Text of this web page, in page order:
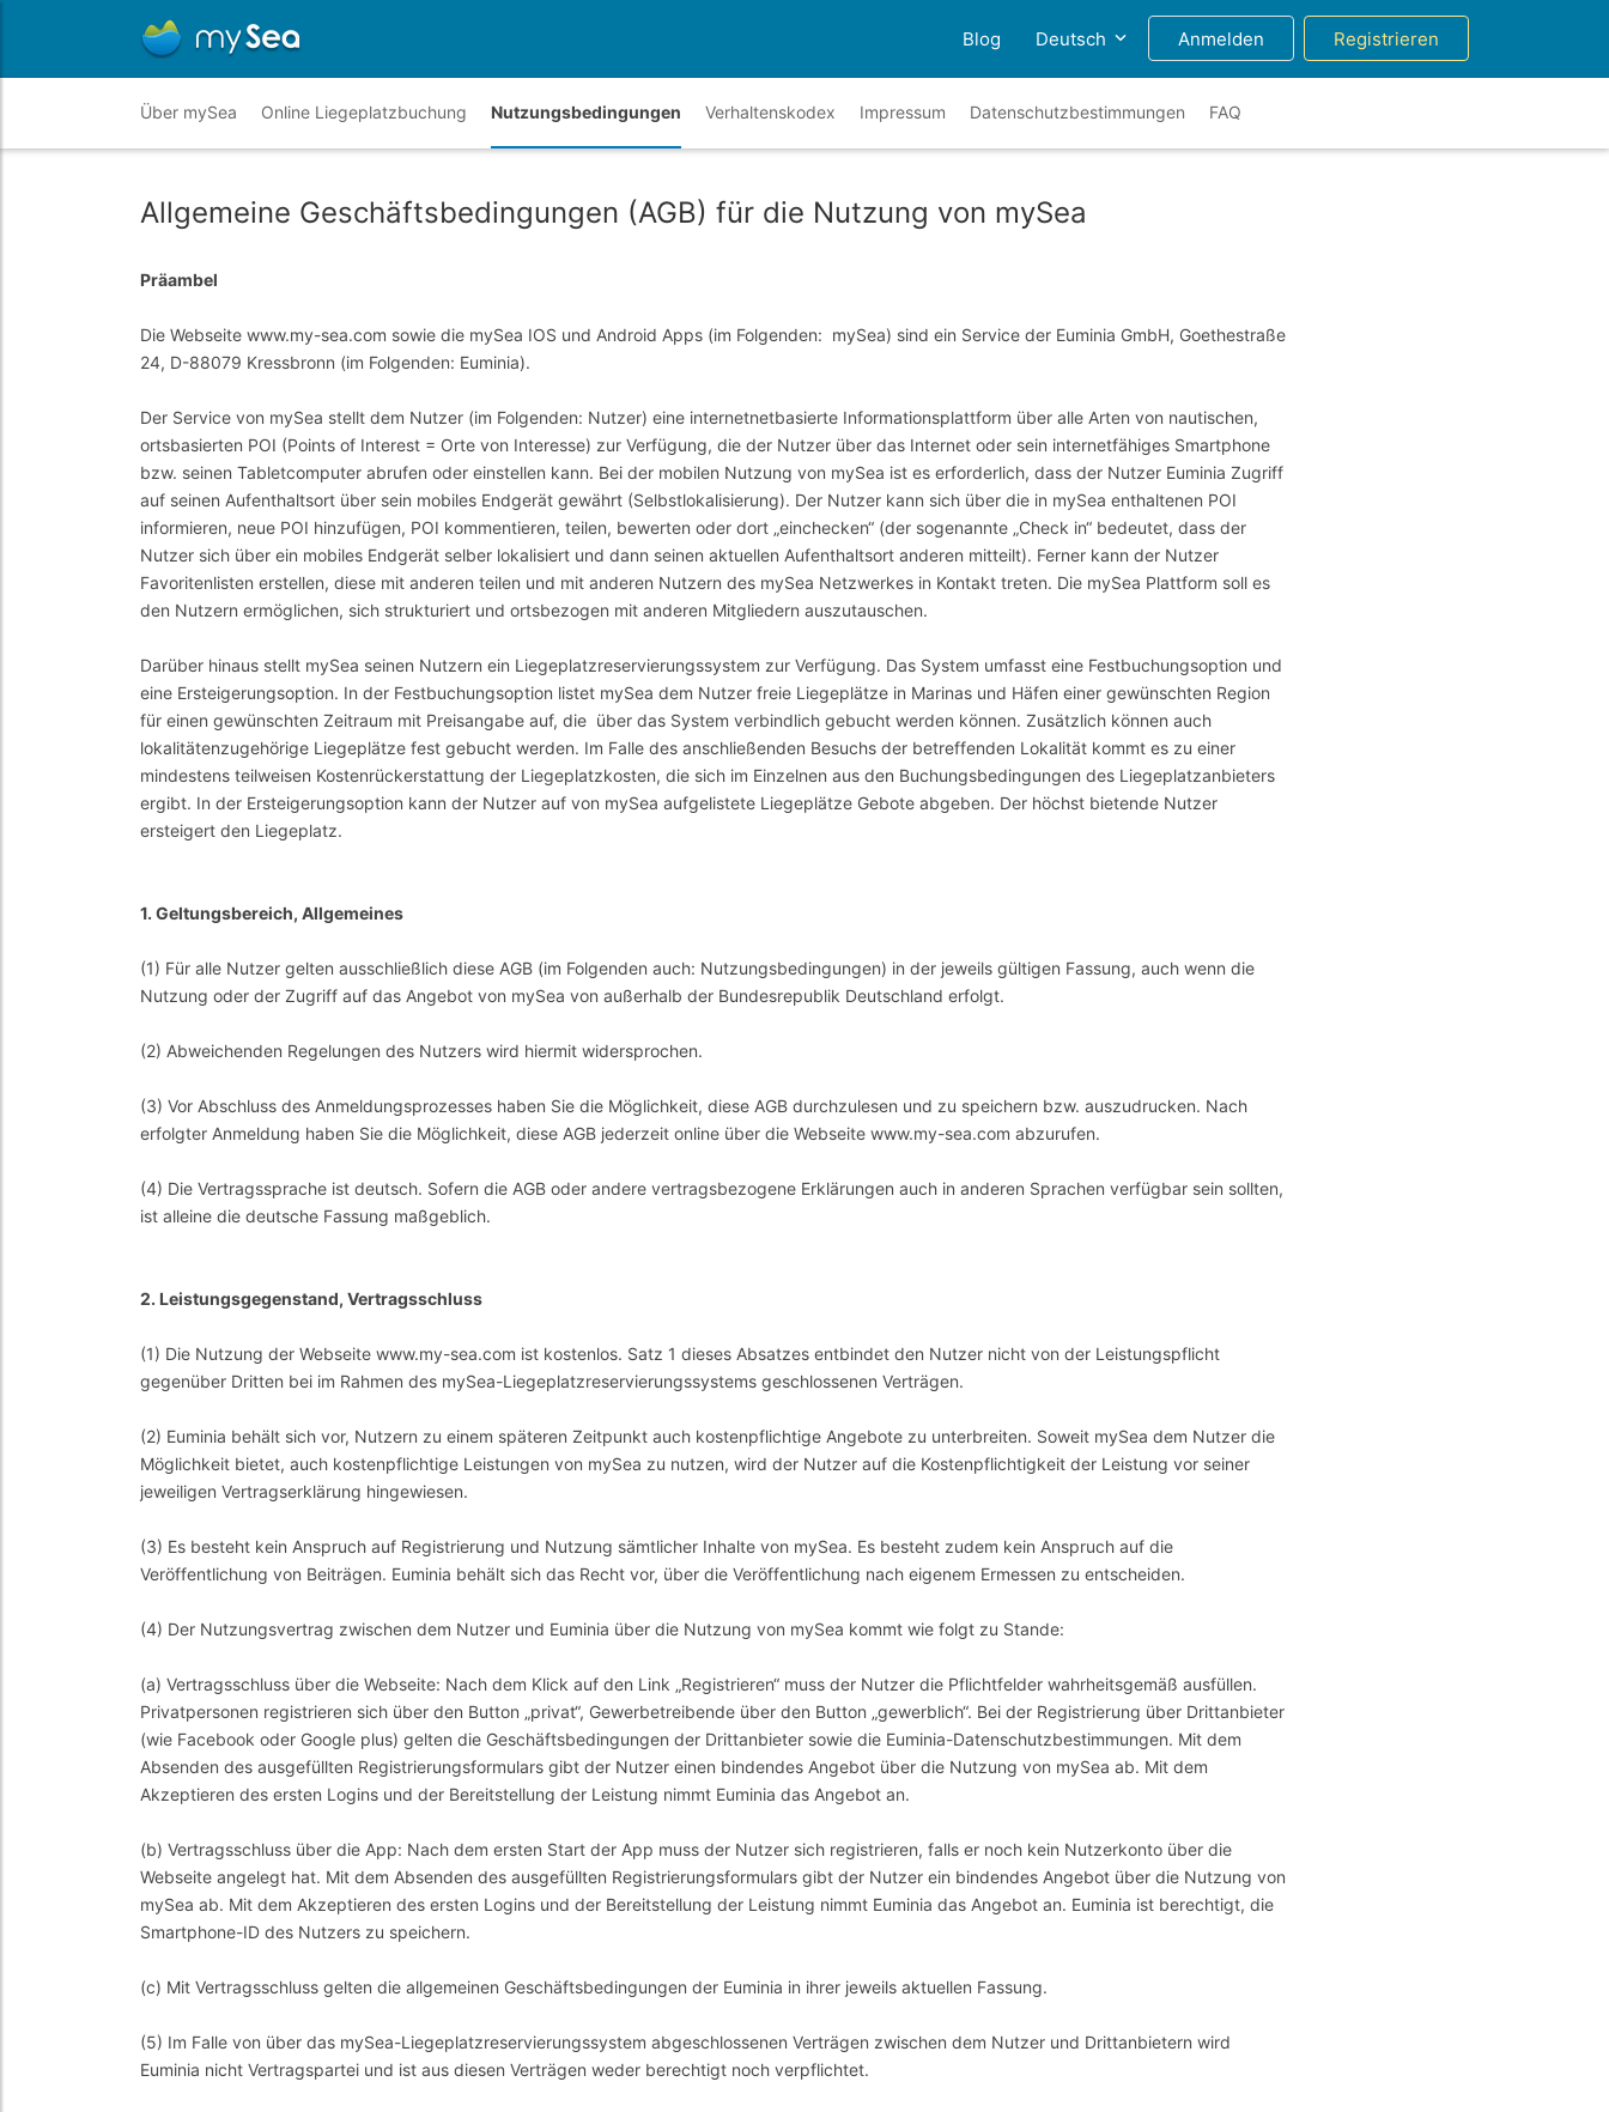
Blog Deutsch Anmelden Registrieren
Über mySea Online Liegeplatzbuchung Nutzungsbedingungen Verhaltenskodex Impressum Datenschutzbestimmungen FAQ
Allgemeine Geschäftsbedingungen (AGB) für die Nutzung von mySea
Präambel
Die Webseite www.my-sea.com sowie die mySea IOS und Android Apps (im Folgenden: mySea) sind ein Service der Euminia GmbH, Goethestraße
24, D-88079 Kressbronn (im Folgenden: Euminia).
Der Service von mySea stellt dem Nutzer (im Folgenden: Nutzer) eine internetnetbasierte Informationsplattform über alle Arten von nautischen,
ortsbasierten POI (Points of Interest = Orte von Interesse) zur Verfügung, die der Nutzer über das Internet oder sein internetfähiges Smartphone
bzw. seinen Tabletcomputer abrufen oder einstellen kann. Bei der mobilen Nutzung von mySea ist es erforderlich, dass der Nutzer Euminia Zugriff
auf seinen Aufenthaltsort über sein mobiles Endgerät gewährt (Selbstlokalisierung). Der Nutzer kann sich über die in mySea enthaltenen POI
informieren, neue POI hinzufügen, POI kommentieren, teilen, bewerten oder dort „einchecken“ (der sogenannte „Check in“ bedeutet, dass der
Nutzer sich über ein mobiles Endgerät selber lokalisiert und dann seinen aktuellen Aufenthaltsort anderen mitteilt). Ferner kann der Nutzer
Favoritenlisten erstellen, diese mit anderen teilen und mit anderen Nutzern des mySea Netzwerkes in Kontakt treten. Die mySea Plattform soll es
den Nutzern ermöglichen, sich strukturiert und ortsbezogen mit anderen Mitgliedern auszutauschen.
Darüber hinaus stellt mySea seinen Nutzern ein Liegeplatzreservierungssystem zur Verfügung. Das System umfasst eine Festbuchungsoption und
eine Ersteigerungsoption. In der Festbuchungsoption listet mySea dem Nutzer freie Liegeplätze in Marinas und Häfen einer gewünschten Region
für einen gewünschten Zeitraum mit Preisangabe auf, die über das System verbindlich gebucht werden können. Zusätzlich können auch
lokalitätenzugehörige Liegeplätze fest gebucht werden. Im Falle des anschließenden Besuchs der betreffenden Lokalität kommt es zu einer
mindestens teilweisen Kostenrückerstattung der Liegeplatzkosten, die sich im Einzelnen aus den Buchungsbedingungen des Liegeplatzanbieters
ergibt. In der Ersteigerungsoption kann der Nutzer auf von mySea aufgelistete Liegeplätze Gebote abgeben. Der höchst bietende Nutzer
ersteigert den Liegeplatz.
1. Geltungsbereich, Allgemeines
(1) Für alle Nutzer gelten ausschließlich diese AGB (im Folgenden auch: Nutzungsbedingungen) in der jeweils gültigen Fassung, auch wenn die
Nutzung oder der Zugriff auf das Angebot von mySea von außerhalb der Bundesrepublik Deutschland erfolgt.
(2) Abweichenden Regelungen des Nutzers wird hiermit widersprochen.
(3) Vor Abschluss des Anmeldungsprozesses haben Sie die Möglichkeit, diese AGB durchzulesen und zu speichern bzw. auszudrucken. Nach
erfolgter Anmeldung haben Sie die Möglichkeit, diese AGB jederzeit online über die Webseite www.my-sea.com abzurufen.
(4) Die Vertragssprache ist deutsch. Sofern die AGB oder andere vertragsbezogene Erklärungen auch in anderen Sprachen verfügbar sein sollten,
ist alleine die deutsche Fassung maßgeblich.
2. Leistungsgegenstand, Vertragsschluss
(1) Die Nutzung der Webseite www.my-sea.com ist kostenlos. Satz 1 dieses Absatzes entbindet den Nutzer nicht von der Leistungspflicht
gegenüber Dritten bei im Rahmen des mySea-Liegeplatzreservierungssystems geschlossenen Verträgen.
(2) Euminia behält sich vor, Nutzern zu einem späteren Zeitpunkt auch kostenpflichtige Angebote zu unterbreiten. Soweit mySea dem Nutzer die
Möglichkeit bietet, auch kostenpflichtige Leistungen von mySea zu nutzen, wird der Nutzer auf die Kostenpflichtigkeit der Leistung vor seiner
jeweiligen Vertragserklärung hingewiesen.
(3) Es besteht kein Anspruch auf Registrierung und Nutzung sämtlicher Inhalte von mySea. Es besteht zudem kein Anspruch auf die
Veröffentlichung von Beiträgen. Euminia behält sich das Recht vor, über die Veröffentlichung nach eigenem Ermessen zu entscheiden.
(4) Der Nutzungsvertrag zwischen dem Nutzer und Euminia über die Nutzung von mySea kommt wie folgt zu Stande:
(a) Vertragsschluss über die Webseite: Nach dem Klick auf den Link „Registrieren“ muss der Nutzer die Pflichtfelder wahrheitsgemäß ausfüllen.
Privatpersonen registrieren sich über den Button „privat“, Gewerbetreibende über den Button „gewerblich“. Bei der Registrierung über Drittanbieter
(wie Facebook oder Google plus) gelten die Geschäftsbedingungen der Drittanbieter sowie die Euminia-Datenschutzbestimmungen. Mit dem
Absenden des ausgefüllten Registrierungsformulars gibt der Nutzer einen bindendes Angebot über die Nutzung von mySea ab. Mit dem
Akzeptieren des ersten Logins und der Bereitstellung der Leistung nimmt Euminia das Angebot an.
(b) Vertragsschluss über die App: Nach dem ersten Start der App muss der Nutzer sich registrieren, falls er noch kein Nutzerkonto über die
Webseite angelegt hat. Mit dem Absenden des ausgefüllten Registrierungsformulars gibt der Nutzer ein bindendes Angebot über die Nutzung von
mySea ab. Mit dem Akzeptieren des ersten Logins und der Bereitstellung der Leistung nimmt Euminia das Angebot an. Euminia ist berechtigt, die
Smartphone-ID des Nutzers zu speichern.
(c) Mit Vertragsschluss gelten die allgemeinen Geschäftsbedingungen der Euminia in ihrer jeweils aktuellen Fassung.
(5) Im Falle von über das mySea-Liegeplatzreservierungssystem abgeschlossenen Verträgen zwischen dem Nutzer und Drittanbietern wird
Euminia nicht Vertragspartei und ist aus diesen Verträgen weder berechtigt noch verpflichtet.